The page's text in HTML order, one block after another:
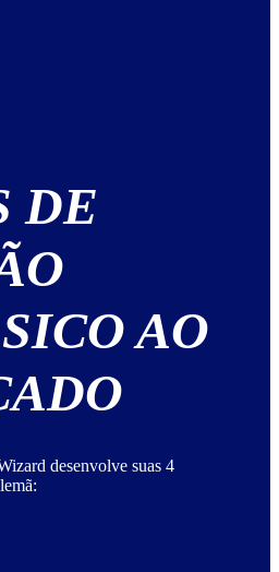
DE
AO
desenvolve suas 4